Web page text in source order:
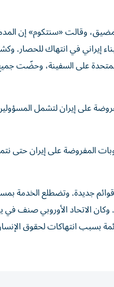
وقالت «سنتكوم» إن
إيراني في انتهاك للحصار.
على السفينة، وحضّت
على إيران لتشمل
المفروضة على إيران حتى
جديدة. وتضطلع الخدمة
الاتحاد الأوروبي صنف في
بسبب انتهاكات لحقوق